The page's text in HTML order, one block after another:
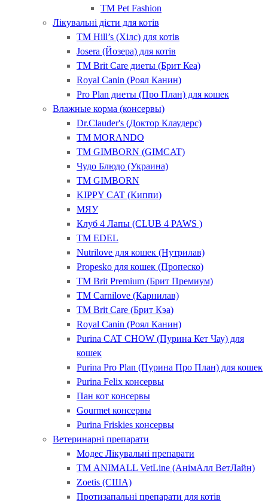
ТМ Pet Fashion
Лікувальні дієти для котів
ТМ Hill’s (Хілс) для котів
Josera (Йозера) для котів
ТМ Brit Care диеты (Брит Кеа)
Royal Canin (Роял Канин)
Pro Plan диеты (Про План) для кошек
Влажные корма (консервы)
Dr.Clauder's (Доктор Клаудерс)
ТМ MORANDO
ТМ GIMBORN (GIMCAT)
Чудо Блюдо (Украина)
ТМ GIMBORN
KIPPY CAT (Киппи)
МЯУ
Клуб 4 Лапы (CLUB 4 PAWS )
ТМ EDEL
Nutrilove для кошек (Нутрилав)
Propesko для кошек (Пропеско)
ТМ Brit Premium (Брит Премиум)
ТМ Carnilove (Карнилав)
ТМ Brit Care (Брит Кэа)
Royal Canin (Роял Канин)
Purina CAT CHOW (Пурина Кет Чау) для
кошек
Purina Pro Plan (Пурина Про План) для кошек
Purina Felix консервы
Пан кот консервы
Gourmet консервы
Purina Friskies консервы
Ветеринарні препарати
Модес Лікувальні препарати
ТМ ANIMALL VetLine (АнімАлл ВетЛайн)
Zoetis (США)
Протизапальні препарати для котів